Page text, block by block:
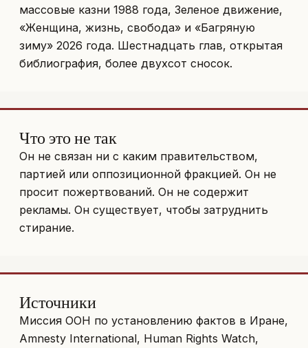
массовые казни 1988 года, Зеленое движение,
«Женщина, жизнь, свобода» и «Багряную
зиму» 2026 года. Шестнадцать глав, открытая
библиография, более двухсот сносок.
Что это не так
Он не связан ни с каким правительством,
партией или оппозиционной фракцией. Он не
просит пожертвований. Он не содержит
рекламы. Он существует, чтобы затруднить
стирание.
Источники
Миссия ООН по установлению фактов в Иране,
Amnesty International, Human Rights Watch,